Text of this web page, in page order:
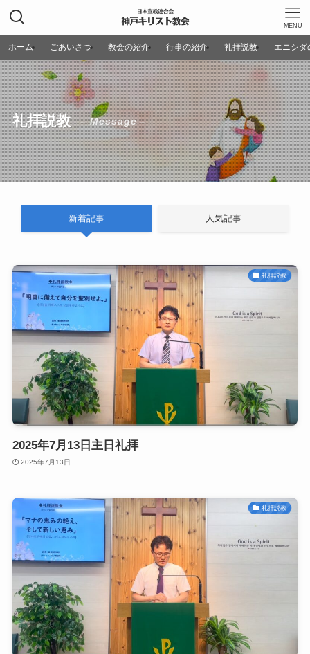
MENU
ホーム ごあいさつ 教会の紹介 行事の紹介 礼拝説教 エニシダ
礼拝説教 – Message –
新着記事 人気記事
礼拝説教
2025年7月13日主日礼拝
2025年7月13日
礼拝説教